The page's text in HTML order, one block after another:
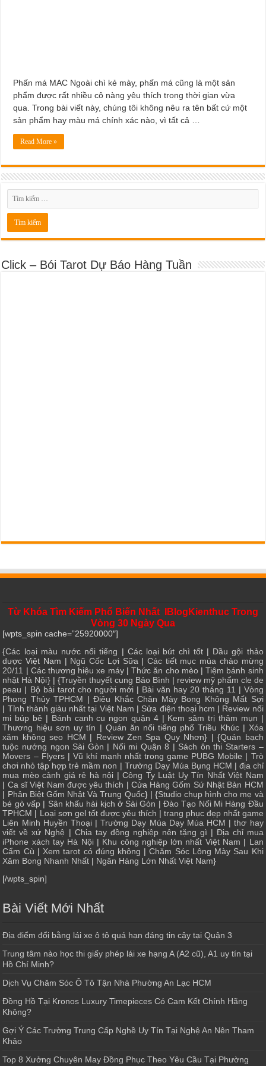
Phấn má MAC Ngoài chì kẻ mày, phấn má cũng là một sản
phẩm được rất nhiều cô nàng yêu thích trong thời gian vừa
qua. Trong bài viết này, chúng tôi không nêu ra tên bất cứ một
sản phẩm hay màu má chính xác nào, vì tất cả …
Read More »
Click – Bói Tarot Dự Báo Hàng Tuần
Từ Khóa Tìm Kiếm Phổ Biến Nhất IBlogKienthuc Trong
Vòng 30 Ngày Qua
[wpts_spin cache=”25920000″]
{Các loại màu nước nổi tiếng | Các loại bút chì tốt| Dầu gội thảo
dược Việt Nam | Ngũ Cốc Lợi Sữa | Các tiết mục múa chào mừng
20/11 | Các thương hiệu xe máy|Thức ăn cho mèo|Tiệm bánh sinh
nhật Hà Nội} | {Truyền thuyết cung Bảo Bình | review mỹ phẩm cle de
peau | Bộ bài tarot cho người mới| Bài văn hay 20 tháng 11 | Vòng
Phong Thủy TPHCM |Điêu Khắc Chân Mày Bong Không Mất Sợi
| Tỉnh thành giàu nhất tại Việt Nam | Sửa điện thoại hcm | Review nối
mi búp bê | Bánh canh cu ngon quận 4| Kem sâm trị thâm mụn |
Thương hiệu sơn uy tín | Quán ăn nổi tiếng phố Triều Khúc| Xóa
xăm không sẹo HCM | Review Zen Spa Quy Nhơn} | {Quán bạch
tuộc nướng ngon Sài Gòn | Nối mi Quận 8 | Sách ôn thi Starters –
Movers – Flyers| Vũ khí mạnh nhất trong game PUBG Mobile | Trò
chơi nhỏ tập hợp trẻ mầm non | Trường Dạy Múa Bụng HCM | địa chỉ
mua mèo cảnh giá rẻ hà nội |Công Ty Luật Uy Tín Nhất Việt Nam
| Ca sĩ Việt Nam được yêu thích | Cửa Hàng Gốm Sứ Nhật Bản HCM
| Phân Biệt Gốm Nhật Và Trung Quốc} | {Studio chụp hình cho mẹ và
bé gò vấp | Sân khấu hài kịch ở Sài Gòn |Đào Tạo Nối Mi Hàng Đầu
TPHCM | Loại sơn gel tốt được yêu thích | trang phục đẹp nhất game
Liên Minh Huyền Thoại|Trường Dạy Múa Dạy Múa HCM |thơ hay
viết về xứ Nghệ | Chia tay đồng nghiệp nên tặng gì | Địa chỉ mua
iPhone xách tay Hà Nội| Khu công nghiệp lớn nhất Việt Nam | Lan
Cẩm Cù | Xem tarot có đúng không |Chăm Sóc Lông Mày Sau Khi
Xăm Bong Nhanh Nhất | Ngân Hàng Lớn Nhất Việt Nam}
[/wpts_spin]
Bài Viết Mới Nhất
Địa điểm đổi bằng lái xe ô tô quá hạn đáng tin cậy tại Quận 3
Trung tâm nào học thi giấy phép lái xe hạng A (A2 cũ), A1 uy tín tại
Hồ Chí Minh?
Dịch Vụ Chăm Sóc Ô Tô Tận Nhà Phường An Lạc HCM
Đồng Hồ Tại Kronos Luxury Timepieces Có Cam Kết Chính Hãng
Không?
Gợi Ý Các Trường Trung Cấp Nghề Uy Tín Tại Nghệ An Nên Tham
Khảo
Top 8 Xưởng Chuyên May Đồng Phục Theo Yêu Cầu Tại Phường